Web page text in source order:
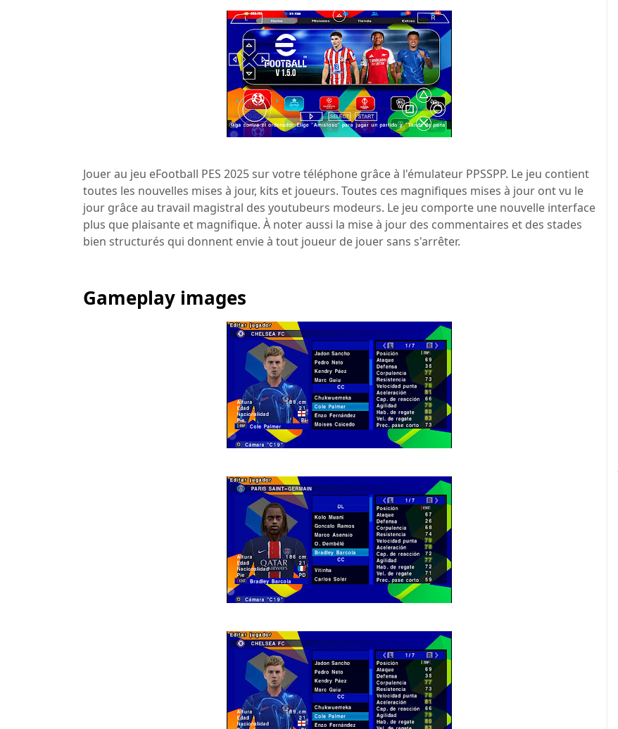
Jouer au jeu eFootball PES 2025 sur votre téléphone grâce à l'émulateur PPSSPP. Le jeu contient
toutes les nouvelles mises à jour, kits et joueurs. Toutes ces magnifiques mises à jour ont vu le
jour grâce au travail magistral des youtubeurs modeurs. Le jeu comporte une nouvelle interface
plus que plaisante et magnifique. À noter aussi la mise à jour des commentaires et des stades
bien structurés qui donnent envie à tout joueur de jouer sans s'arrêter.
Gameplay images